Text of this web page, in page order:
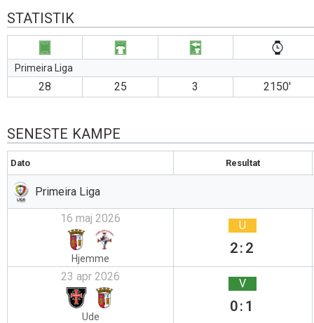
STATISTIK
Primeira Liga
28 25 3 2150′
SENESTE KAMPE
Dato Resultat
Primeira Liga
16 maj 2026
Hjemme
U
2:2
23 apr 2026
Ude
V
0:1